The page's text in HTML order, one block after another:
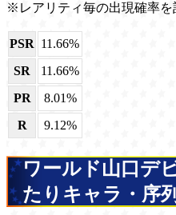
※レアリティ毎の出現確率を
PSR 11.66%
SR
11.66%
PR
8.01%
R
9.12%
ワールド山口デ
たりキャラ・序列